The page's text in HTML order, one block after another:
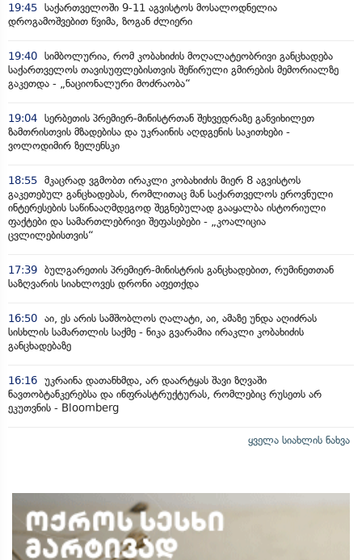
19:45 საქართველოში 9-11 აგვისტოს მოსალოდნელია
დროგამოშვებით წვიმა, ზოგან ძლიერი
19:40 სიმბოლურია, რომ კობახიძის მოღალატეობრივი განცხადება
საქართველოს თავისუფლებისთვის შეწირული გმირების მემორიალზე
გაკეთდა - „ნაციონალური მოძრაობა“
19:04 სერბეთის პრემიერ-მინისტრთან შეხვედრაზე განვიხილეთ
ზამთრისთვის მზადებისა და უკრაინის აღდგენის საკითხები -
ვოლოდიმირ ზელენსკი
18:55 მკაცრად ვგმობთ ირაკლი კობახიძის მიერ 8 აგვისტოს
გაკეთებულ განცხადებას, რომლითაც მან საქართველოს ეროვნული
ინტერესების საწინააღმდეგოდ შეგნებულად გააყალბა ისტორიული
ფაქტები და სამართლებრივი შეფასებები - „კოალიცია
ცვლილებისთვის“
17:39 ბულგარეთის პრემიერ-მინისტრის განცხადებით, რუმინეთთან
საზღვარის სიახლოვეს დრონი აფეთქდა
16:50 აი, ეს არის სამშობლოს ღალატი, აი, ამაზე უნდა აღიძრას
სისხლის სამართლის საქმე - ნიკა გვარამია ირაკლი კობახიძის
განცხადებაზე
16:16 უკრაინა დათანხმდა, არ დაარტყას შავი ზღვაში
ნავთობტანკერებსა და ინფრასტრუქტურას, რომლებიც რუსეთს არ
ეკუთვნის - Bloomberg
ყველა სიახლის ნახვა